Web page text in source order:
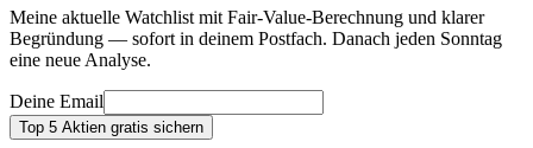
Meine aktuelle Watchlist mit Fair-Value-Berechnung und klarer
Begründung — sofort in deinem Postfach. Danach jeden Sonntag
eine neue Analyse.
Deine Email
Top 5 Aktien gratis sichern